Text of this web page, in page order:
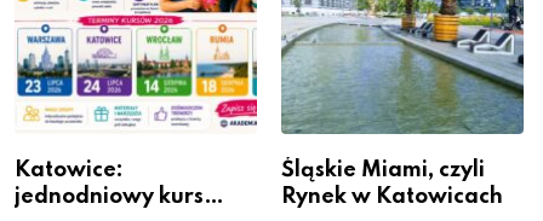
Katowice:
jednodniowy kurs
Śląskie Miami, czyli
Rynek w Katowicach